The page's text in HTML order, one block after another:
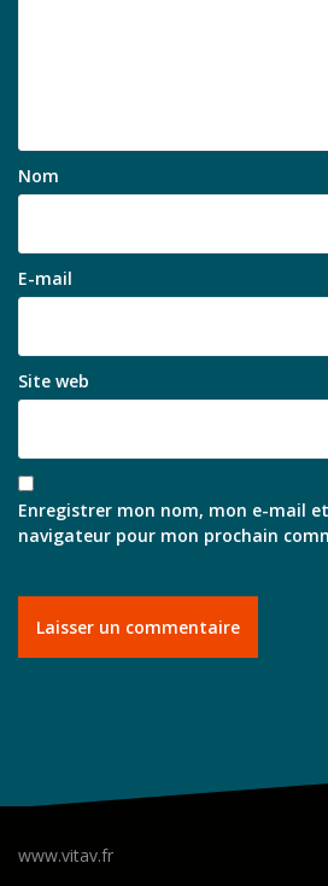
Nom
E-mail
Site web
Enregistrer mon nom, mon e-mail
navigateur pour mon prochain
www.vitav.fr